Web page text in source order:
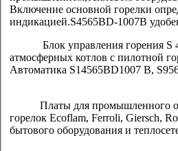
Включение основной горелки
индикацией.S4565BD-1007B
Блок управления горения S
атмосферных котлов с пилотной
Автоматика S14565BD1007 B,
Платы для промышленного
горелок Ecoflam, Ferroli, Giersch,
бытового оборудования и